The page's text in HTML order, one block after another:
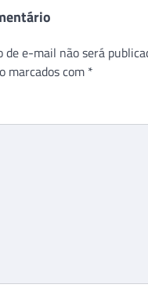
de e-mail não será
marcados com *